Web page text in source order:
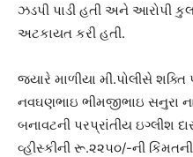
ઝડપી પાડી હતી અને આરોપી
અટકાયત કરી હતી.
જયારે માળીયા મીં.પોલીસે શક્તિ
નવઘણભાઇ ભીમજીભાઇ સનુરા
બનાવટની પરપ્રાંતીય ઇગ્લીશ
વ્હીસ્કીની રૂ.૨૨૫૦/-ની